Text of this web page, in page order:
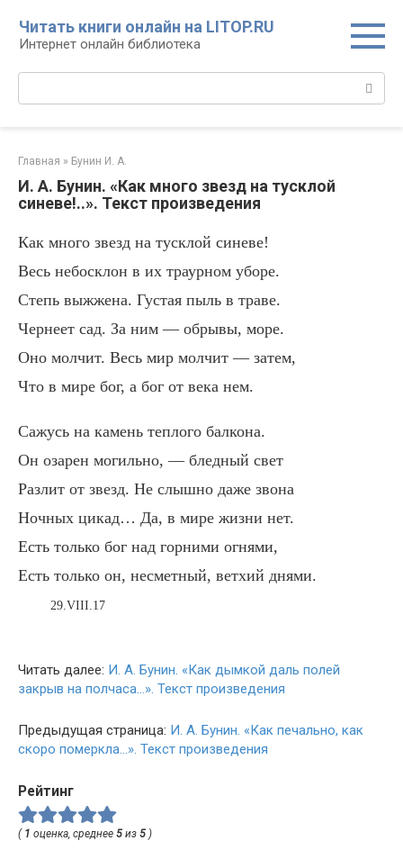
контенту
Читать книги онлайн на LITOP.RU
Интернет онлайн библиотека
Главная » Бунин И. А.
И. А. Бунин. «Как много звезд на тусклой
синеве!..». Текст произведения
Как много звезд на тусклой синеве!
Весь небосклон в их траурном уборе.
Степь выжжена. Густая пыль в траве.
Чернеет сад. За ним — обрывы, море.
Оно молчит. Весь мир молчит — затем,
Что в мире бог, а бог от века нем.
Сажусь на камень теплого балкона.
Он озарен могильно, — бледный свет
Разлит от звезд. Не слышно даже звона
Ночных цикад… Да, в мире жизни нет.
Есть только бог над горними огнями,
Есть только он, несметный, ветхий днями.
29.VIII.17
Читать далее: И. А. Бунин. «Как дымкой даль полей
закрыв на полчаса…». Текст произведения
Предыдущая страница: И. А. Бунин. «Как печально, как
скоро померкла…». Текст произведения
Рейтинг
( 1 оценка, среднее 5 из 5 )